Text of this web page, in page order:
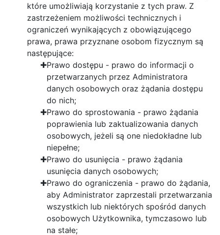
które umożliwiają korzystanie z tych praw. Z
zastrzeżeniem możliwości technicznych i
ograniczeń wynikających z obowiązującego
prawa, prawa przyznane osobom fizycznym są
następujące:
Prawo dostępu - prawo do informacji o
przetwarzanych przez Administratora
danych osobowych oraz żądania dostępu
do nich;
Prawo do sprostowania - prawo żądania
poprawienia lub zaktualizowania danych
osobowych, jeżeli są one niedokładne lub
niepełne;
Prawo do usunięcia - prawo żądania
usunięcia danych osobowych;
Prawo do ograniczenia - prawo do żądania,
aby Administrator zaprzestali przetwarzania
wszystkich lub niektórych spośród danych
osobowych Użytkownika, tymczasowo lub
na stałe;